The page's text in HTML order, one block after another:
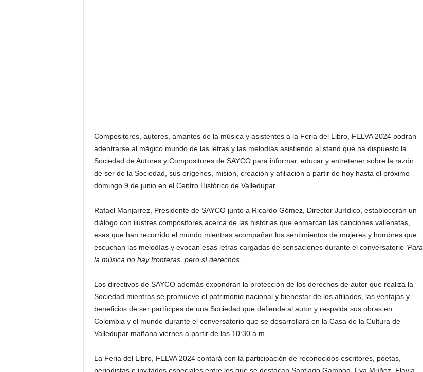
Compositores, autores, amantes de la música y asistentes a la Feria del Libro, FELVA 2024 podrán
adentrarse al mágico mundo de las letras y las melodías asistiendo al stand que ha dispuesto la
Sociedad de Autores y Compositores de SAYCO para informar, educar y entretener sobre la razón
de ser de la Sociedad, sus orígenes, misión, creación y afiliación a partir de hoy hasta el próximo
domingo 9 de junio en el Centro Histórico de Valledupar.
Rafael Manjarrez, Presidente de SAYCO junto a Ricardo Gómez, Director Jurídico, establecerán un
diálogo con ilustres compositores acerca de las historias que enmarcan las canciones vallenatas,
esas que han recorrido el mundo mientras acompañan los sentimientos de mujeres y hombres que
escuchan las melodías y evocan esas letras cargadas de sensaciones durante el conversatorio ‘Para
la música no hay fronteras, pero sí derechos’.
Los directivos de SAYCO además expondrán la protección de los derechos de autor que realiza la
Sociedad mientras se promueve el patrimonio nacional y bienestar de los afiliados, las ventajas y
beneficios de ser partícipes de una Sociedad que defiende al autor y respalda sus obras en
Colombia y el mundo durante el conversatorio que se desarrollará en la Casa de la Cultura de
Valledupar mañana viernes a partir de las 10:30 a.m.
La Feria del Libro, FELVA 2024 contará con la participación de reconocidos escritores, poetas,